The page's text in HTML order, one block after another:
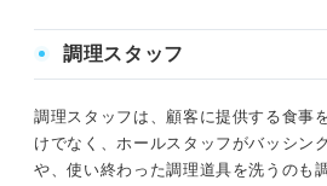
調理スタッフ
調理スタッフは、顧客に提供する食事
けでなく、ホールスタッフがバッシン
や、使い終わった調理道具を洗うのも